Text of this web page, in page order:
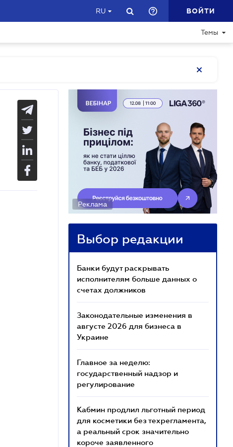
RU ВОЙТИ
Темы
Реклама
Выбор редакции
Банки будут раскрывать
исполнителям больше данных о
счетах должников
Законодательные изменения в
августе 2026 для бизнеса в
Украине
Главное за неделю:
государственный надзор и
регулирование
Кабмин продлил льготный период
для косметики без техрегламента,
а реальный срок значительно
короче заявленного